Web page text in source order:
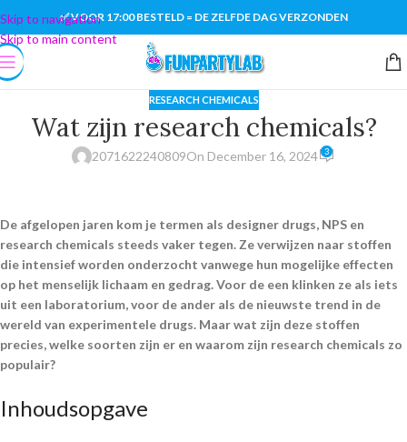
Skip to navigation
Skip to main content
✅ VOOR 17:00 BESTELD = DE ZELFDE DAG VERZONDEN
RESEARCH CHEMICALS
Wat zijn research chemicals?
2071622240809On December 16, 2024 3
De afgelopen jaren kom je termen als designer drugs, NPS en
research chemicals steeds vaker tegen. Ze verwijzen naar stoffen
die intensief worden onderzocht vanwege hun mogelijke effecten
op het menselijk lichaam en gedrag. Voor de een klinken ze als iets
uit een laboratorium, voor de ander als de nieuwste trend in de
wereld van experimentele drugs. Maar wat zijn deze stoffen
precies, welke soorten zijn er en waarom zijn research chemicals zo
populair?
Inhoudsopgave